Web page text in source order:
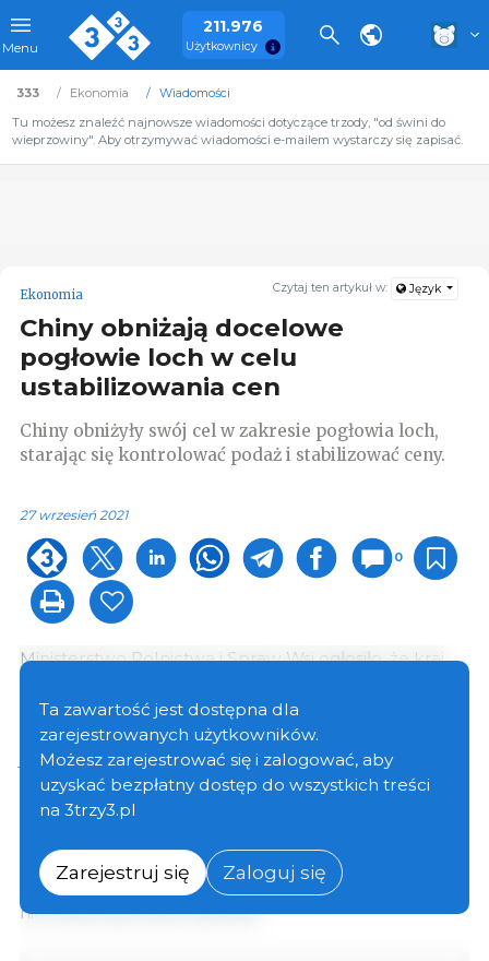
Menu
211.976
Użytkownicy
333 Ekonomia
Wiadomości
Tu możesz znaleźć najnowsze wiadomości dotyczące trzody, "od świni do
wieprzowiny". Aby otrzymywać wiadomości e-mailem wystarczy się zapisać.
Czytaj ten artykuł w: Język
Ekonomia
Chiny obniżają docelowe
pogłowie loch w celu
ustabilizowania cen
Chiny obniżyły swój cel w zakresie pogłowia loch,
starając się kontrolować podaż i stabilizować ceny.
27 wrzesień 2021
0
Ministerstwo Rolnictwa i Spraw Wsi ogłosiło, że kraj
sztuk na lata 2021-2025, przy minimum 37 mln sztuk,
stwierdzając, że „dopóki pogłowie loch hodowlanych
jest utrzymywany w rozsądnym zakresie, produkcja
prosiąt jest zapewniona, a rynkowa podaż żywca
wieprzowego i ceny wieprzowiny mogą pozostać
Rząd stworzył system ostrzegania, kiedy liczba loch
nie mieści się w tym zakresie:
Ta zawartość jest dostępna dla
zarejestrowanych użytkowników.
Możesz zarejestrować się i zalogować, aby
uzyskać bezpłatny dostęp do wszystkich treści
na 3trzy3.pl
Zarejestruj się Zaloguj się